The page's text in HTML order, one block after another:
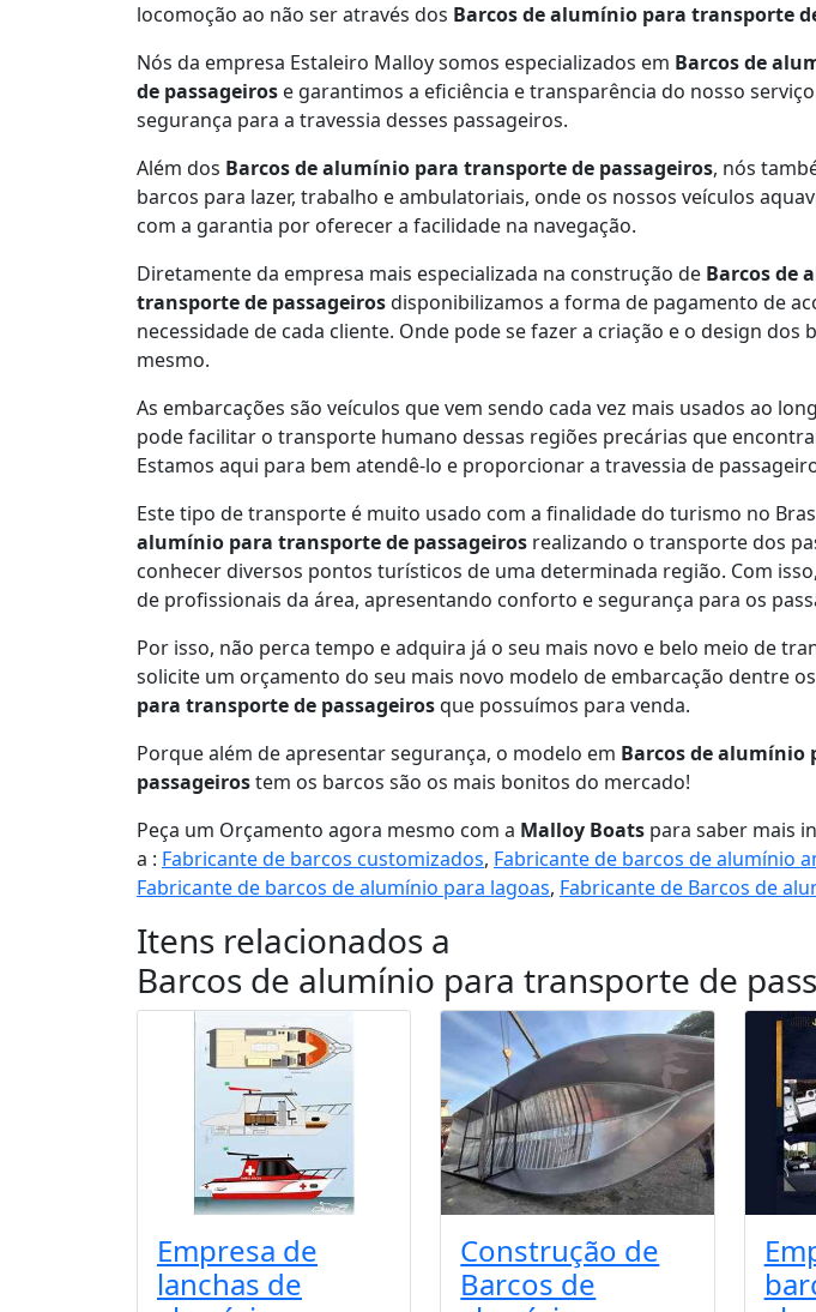
locomoção ao não ser através dos Barcos de alumínio para transporte
Nós da empresa Estaleiro Malloy somos especializados em Barcos de
de passageiros e garantimos a eficiência e transparência do nosso
segurança para a travessia desses passageiros.
Além dos Barcos de alumínio para transporte de passageiros, nós
barcos para lazer, trabalho e ambulatoriais, onde os nossos veículos
com a garantia por oferecer a facilidade na navegação.
Diretamente da empresa mais especializada na construção de Barcos de
transporte de passageirosdisponibilizamos a forma de pagamento de
necessidade de cada cliente. Onde pode se fazer a criação e o design dos
mesmo.
As embarcações são veículos que vem sendo cada vez mais usados ao
pode facilitar o transporte humano dessas regiões precárias que
Estamos aqui para bem atendê-lo e proporcionar a travessia de
Este tipo de transporte é muito usado com a finalidade do turismo no
alumínio para transporte de passageiros realizando o transporte dos
conhecer diversos pontos turísticos de uma determinada região. Com
de profissionais da área, apresentando conforto e segurança para os
Por isso, não perca tempo e adquira já o seu mais novo e belo meio de
solicite um orçamento do seu mais novo modelo de embarcação dentre os
para transporte de passageirosque possuímos para venda.
Porque além de apresentar segurança, o modelo em Barcos de alumínio
passageirostem os barcos são os mais bonitos do mercado!
Peça um Orçamento agora mesmo com a Malloy Boats para saber mais
a : Fabricante de barcos customizados, Fabricante de barcos de alumínio
Fabricante de barcos de alumínio para lagoas, Fabricante de Barcos de
Itens relacionados a
Barcos de alumínio para transporte de
Empresa de
lanchas de
Construção de
Barcos de